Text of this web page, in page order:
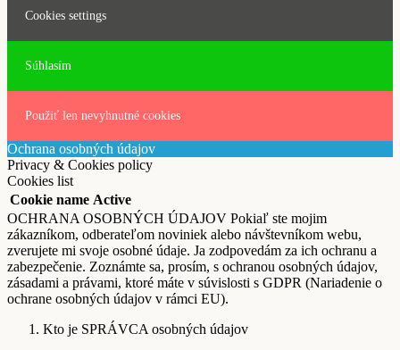
Cookies settings
Súhlasím
Použiť len nevyhnutné cookies
Ochrana osobných údajov
Privacy & Cookies policy
Cookies list
Cookie name Active
OCHRANA OSOBNÝCH ÚDAJOV Pokiaľ ste mojim
zákazníkom, odberateľom noviniek alebo návštevníkom webu,
zverujete mi svoje osobné údaje. Ja zodpovedám za ich ochranu a
zabezpečenie. Zoznámte sa, prosím, s ochranou osobných údajov,
zásadami a právami, ktoré máte v súvislosti s GDPR (Nariadenie o
ochrane osobných údajov v rámci EU).
Kto je SPRÁVCA osobných údajov